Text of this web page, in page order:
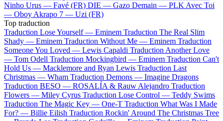
Ninho Urus — Favé (FR) DIE — Gazo Demain — PLK Avec Toi
— Oboy Akrapo 7 — Uzi (FR)
Top traduction
Traduction Lose Yourself — Eminem Traduction The Real Slim
Shady — Eminem Traduction Without Me — Eminem Traduction
Someone You Loved — Lewis Capaldi Traduction Another Love
— Tom Odell Traduction Mockingbird — Eminem Traduction Can't
Hold Us — Macklemore and Ryan Lewis Traduction Last
Christmas — Wham Traduction Demons — Imagine Dragons
Traduction BESO — ROSALÍA & Rauw Alejandro Traduction
Flowers — Miley Cyrus Traduction Lose Control — Teddy Swims
Traduction The Magic Key — One-T Traduction What Was I Made
For? — Billie Eilish Traduction Rockin' Around The Christmas Tree